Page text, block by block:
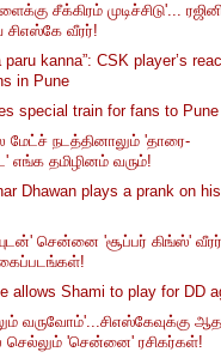
சீக்கிரம் முடிச்சிடு'...
சிஎஸ்கே வீரர்!
paru kanna”: CSK player’s
in Pune
special train for fans to Pune
மேட்ச் நடத்தினாலும் 'தாரை-
தமிழினம் வரும்!
Dhawan plays a prank on his
சென்னை 'சூப்பர் கிங்ஸ்'
allows Shami to play for DD
வருவோம்'...சிஎஸ்கேவுக்கு
செல்லும் 'சென்னை' ரசிகர்கள்!